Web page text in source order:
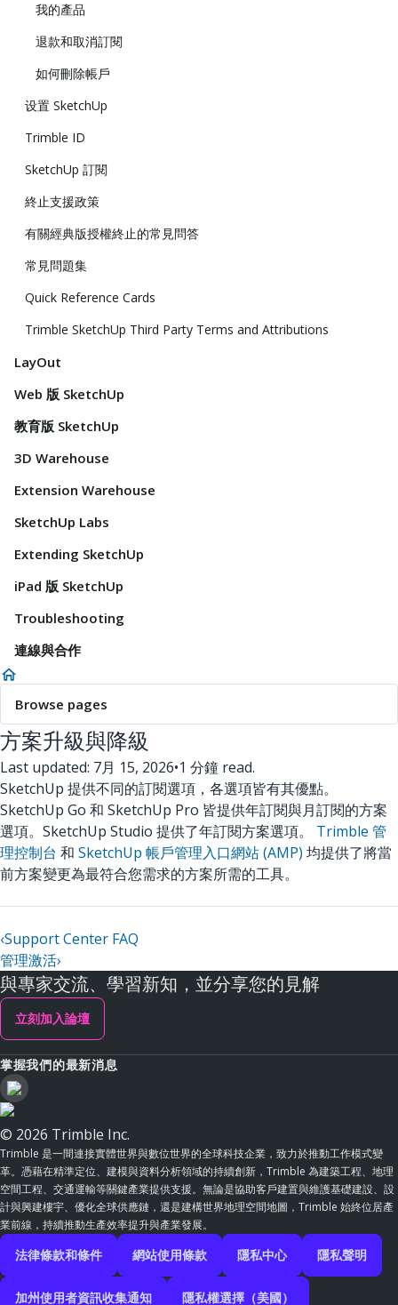
我的產品
退款和取消訂閱
如何刪除帳戶
设置 SketchUp
Trimble ID
SketchUp 訂閱
終止支援政策
有關經典版授權終止的常見問答
常見問題集
Quick Reference Cards
Trimble SketchUp Third Party Terms and Attributions
LayOut
Web 版 SketchUp
教育版 SketchUp
3D Warehouse
Extension Warehouse
SketchUp Labs
Extending SketchUp
iPad 版 SketchUp
Troubleshooting
連線與合作
Browse pages
方案升級與降級
Last updated: 7月 15, 2026•1 分鐘 read.
SketchUp 提供不同的訂閱選項，各選項皆有其優點。
SketchUp Go 和 SketchUp Pro 皆提供年訂閱與月訂閱的方案
選項。SketchUp Studio 提供了年訂閱方案選項。 Trimble 管
理控制台 和 SketchUp 帳戶管理入口網站 (AMP) 均提供了將當
前方案變更為最符合您需求的方案所需的工具。
‹Support Center FAQ
管理激活›
與專家交流、學習新知，並分享您的見解
立刻加入論壇
掌握我們的最新消息
© 2026 Trimble Inc.
Trimble 是一間連接實體世界與數位世界的全球科技企業，致力於推動工作模式變
革。憑藉在精準定位、建模與資料分析領域的持續創新，Trimble 為建築工程、地理
空間工程、交通運輸等關鍵產業提供支援。無論是協助客戶建置與維護基礎建設、設
計與興建樓宇、優化全球供應鏈，還是建構世界地理空間地圖，Trimble 始終位居產
業前線，持續推動生產效率提升與產業發展。
法律條款和條件 網站使用條款 隱私中心 隱私聲明
加州使用者資訊收集通知 隱私權選擇（美國）